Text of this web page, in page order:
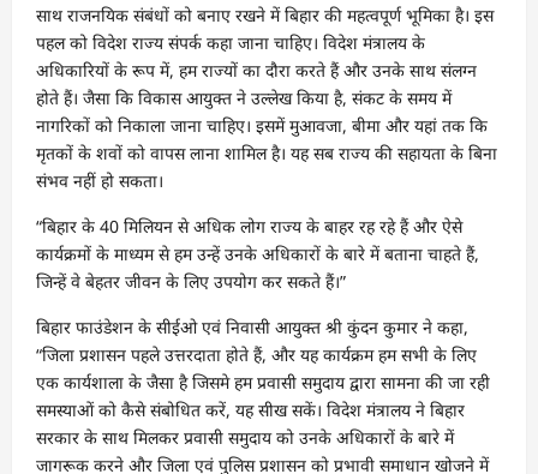
साथ राजनयिक संबंधों को बनाए रखने में बिहार की महत्वपूर्ण भूमिका है। इस
पहल को विदेश राज्य संपर्क कहा जाना चाहिए। विदेश मंत्रालय के
अधिकारियों के रूप में, हम राज्यों का दौरा करते हैं और उनके साथ संलग्न
होते हैं। जैसा कि विकास आयुक्त ने उल्लेख किया है, संकट के समय में
नागरिकों को निकाला जाना चाहिए। इसमें मुआवजा, बीमा और यहां तक कि
मृतकों के शवों को वापस लाना शामिल है। यह सब राज्य की सहायता के बिना
संभव नहीं हो सकता।
“बिहार के 40 मिलियन से अधिक लोग राज्य के बाहर रह रहे हैं और ऐसे
कार्यक्रमों के माध्यम से हम उन्हें उनके अधिकारों के बारे में बताना चाहते हैं,
जिन्हें वे बेहतर जीवन के लिए उपयोग कर सकते हैं।”
बिहार फाउंडेशन के सीईओ एवं निवासी आयुक्त श्री कुंदन कुमार ने कहा,
“जिला प्रशासन पहले उत्तरदाता होते हैं, और यह कार्यक्रम हम सभी के लिए
एक कार्यशाला के जैसा है जिसमे हम प्रवासी समुदाय द्वारा सामना की जा रही
समस्याओं को कैसे संबोधित करें, यह सीख सकें। विदेश मंत्रालय ने बिहार
सरकार के साथ मिलकर प्रवासी समुदाय को उनके अधिकारों के बारे में
जागरूक करने और जिला एवं पुलिस प्रशासन को प्रभावी समाधान खोजने में